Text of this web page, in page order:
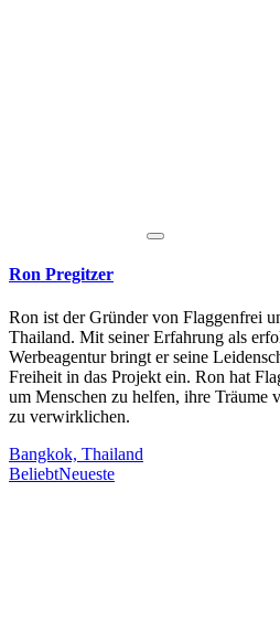
Ron Pregitzer
Ron ist der Gründer von Flaggenfrei
Thailand. Mit seiner Erfahrung als
Werbeagentur bringt er seine
Freiheit in das Projekt ein. Ron hat
um Menschen zu helfen, ihre Träume
zu verwirklichen.
Bangkok, Thailand
BeliebtNeueste